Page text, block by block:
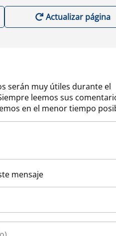
Actualizar página
serán muy útiles durante el
leemos sus
en el menor tiempo
mensaje